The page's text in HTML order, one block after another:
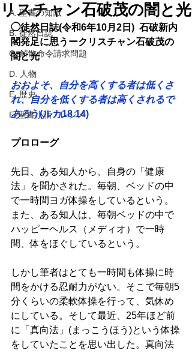
A. 聖書の知識
B. 徒然日誌
C. 解散命令請求問題
D. 人物
E. 歴史
F. 聖書小話・レジメ
リスチャン石破茂の闇と光
◯徒然日誌(令和6年10月2日)  石破新内
閣発足に思うークリスチャン石破茂の
闇と光
おおよそ、自分を高くする者は低くさ
れ、自分を低くする者は高くされるで
あろう(ルカ18.14)
プロローグ
先日、ある知人から、自身の「健康
法」を聞かされた。毎朝、ベッドの中
で一時間ヨガ体操をしているという。
また、ある知人は、毎朝ベッドの中で
ハッピーヘルス（メディオ）で一時
間、体をほぐしているという。
しかし筆者はとても一時間も体操に時
間をかける忍耐力がない。そこで毎朝5
分くらいの柔軟体操を行って、気休め
にしている。そして最近、25年ほど前
に「真向法」(まっこうほう)という体操
をしていたことを思い出した。真向法